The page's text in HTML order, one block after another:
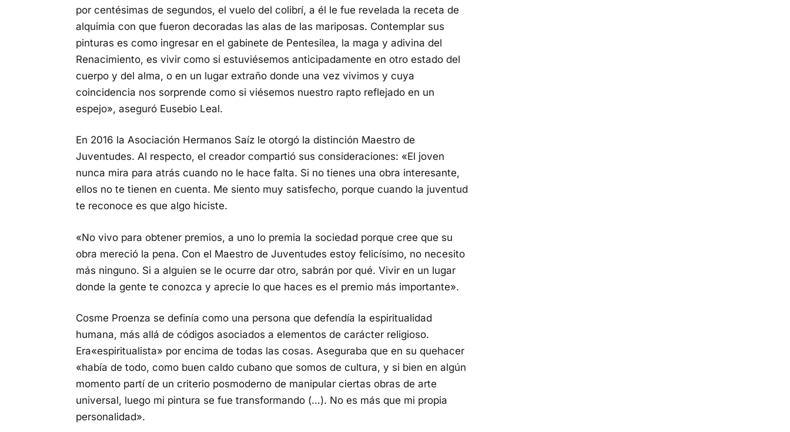
por centésimas de segundos, el vuelo del colibrí, a él le fue revelada la receta de
alquimia con que fueron decoradas las alas de las mariposas. Contemplar sus
pinturas es como ingresar en el gabinete de Pentesilea, la maga y adivina del
Renacimiento, es vivir como si estuviésemos anticipadamente en otro estado del
cuerpo y del alma, o en un lugar extraño donde una vez vivimos y cuya
coincidencia nos sorprende como si viésemos nuestro rapto reflejado en un
espejo», aseguró Eusebio Leal.
En 2016 la Asociación Hermanos Saíz le otorgó la distinción Maestro de
Juventudes. Al respecto, el creador compartió sus consideraciones: «El joven
nunca mira para atrás cuando no le hace falta. Si no tienes una obra interesante,
ellos no te tienen en cuenta. Me siento muy satisfecho, porque cuando la juventud
te reconoce es que algo hiciste.
«No vivo para obtener premios, a uno lo premia la sociedad porque cree que su
obra mereció la pena. Con el Maestro de Juventudes estoy felicísimo, no necesito
más ninguno. Si a alguien se le ocurre dar otro, sabrán por qué. Vivir en un lugar
donde la gente te conozca y aprecie lo que haces es el premio más importante».
Cosme Proenza se definía como una persona que defendía la espiritualidad
humana, más allá de códigos asociados a elementos de carácter religioso.
Era«espiritualista» por encima de todas las cosas. Aseguraba que en su quehacer
«había de todo, como buen caldo cubano que somos de cultura, y si bien en algún
momento partí de un criterio posmoderno de manipular ciertas obras de arte
universal, luego mi pintura se fue transformando (…). No es más que mi propia
personalidad».